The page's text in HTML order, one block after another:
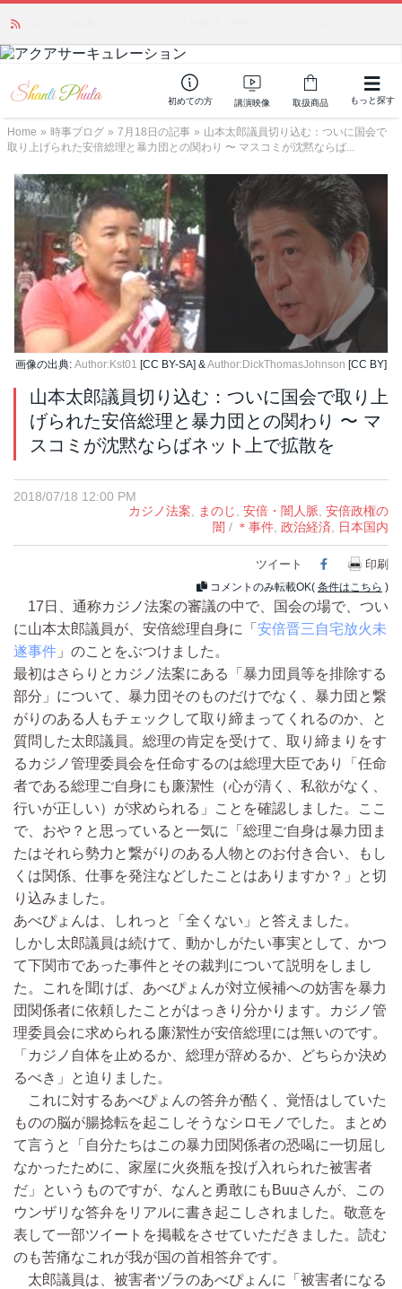
初めての方 講演映像 取扱商品 もっと探す
Home » 時事ブログ » 7月18日の記事 » 山本太郎議員切り込む：ついに国会で
取り上げられた安倍総理と暴力団との関わり 〜 マスコミが沈黙ならば...
画像の出典: Author:Kst01 [CC BY-SA] &Author:DickThomasJohnson [CC BY]
山本太郎議員切り込む：ついに国会で取り上
げられた安倍総理と暴力団との関わり 〜 マ
スコミが沈黙ならばネット上で拡散を
2018/07/18 12:00 PM
カジノ法案, まのじ, 安倍・闇人脈, 安倍政権の
闇 / ＊事件, 政治経済, 日本国内
ツイート Facebook
印刷
コメントのみ転載OK( 条件はこちら )
17日、通称カジノ法案の審議の中で、国会の場で、つい
に山本太郎議員が、安倍総理自身に「 安倍晋三自宅放火未
遂事件 」のことをぶつけました。
最初はさらりとカジノ法案にある「暴力団員等を排除する
部分」について、暴力団そのものだけでなく、暴力団と繋
がりのある人もチェックして取り締まってくれるのか、と
質問した太郎議員。総理の肯定を受けて、取り締まりをす
るカジノ管理委員会を任命するのは総理大臣であり「任命
者である総理ご自身にも廉潔性（心が清く、私欲がなく、
行いが正しい）が求められる」ことを確認しました。ここ
で、おや？と思っていると一気に「総理ご自身は暴力団ま
たはそれら勢力と繋がりのある人物とのお付き合い、もし
くは関係、仕事を発注などしたことはありますか？」と切
り込みました。
あべぴょんは、しれっと「全くない」と答えました。
しかし太郎議員は続けて、動かしがたい事実として、かつ
て下関市であった事件とその裁判について説明をしまし
た。これを聞けば、あべぴょんが対立候補への妨害を暴力
団関係者に依頼したことがはっきり分かります。カジノ管
理委員会に求められる廉潔性が安倍総理には無いのです。
「カジノ自体を止めるか、総理が辞めるか、どちらか決め
るべき」と迫りました。
これに対するあべぴょんの答弁が酷く、覚悟はしていた
ものの脳が腸捻転を起こしそうなシロモノでした。まとめ
て言うと「自分たちはこの暴力団関係者の恐喝に一切屈し
なかったために、家屋に火炎瓶を投げ入れられた被害者
だ」というものですが、なんと勇敢にもBuuさんが、この
ウンザリな答弁をリアルに書き起こしされました。敬意を
表して一部ツイートを掲載をさせていただきました。読む
のも苦痛なこれが我が国の首相答弁です。
太郎議員は、被害者ヅラのあべぴょんに「被害者になる